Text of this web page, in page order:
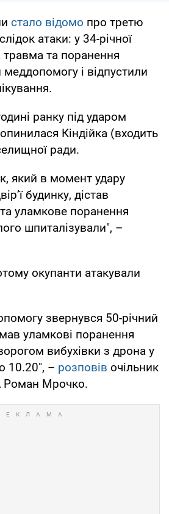
стало відомо про третю
атаки: у 34-річної
та поранення
і відпустили
ранку під ударом
Кіндійка (входить
ради.
який в момент удару
будинку, дістав
уламкове поранення
шпиталізували", –
окупанти атакували
звернувся 50-річний
уламкові поранення
вибухівки з дрона у
10.20", – розповів очільник
Роман Мрочко.